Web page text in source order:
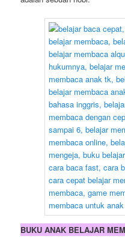
BUKU ANAK BELAJAR